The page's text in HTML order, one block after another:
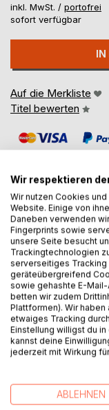
inkl. MwSt. / portofrei
sofort verfügbar
IN
Auf die Merkliste
Titel bewerten
BESCHREIBUNG
Sechs kurze
und 7 Jahren,
Der kleine Max
Mama in
Dort erlebt er all die
wenn sie die Welt
das ein oder
Mit den humorvoll
jedes Kind
Wir respektieren
Wir nutzen Cookies
Website. Einige von
Daneben verwenden
Fingerprints sowie
unsere Seite besucht
Trackingtechnologien
serverseitiges
geräteübergreifend
sowie gehashte E-
betten wir zudem
Plattformen). Wir
etwaiges Tracking
Einstellung willigst du
kannst deine
jederzeit mit Wirkung
ABLEHNEN